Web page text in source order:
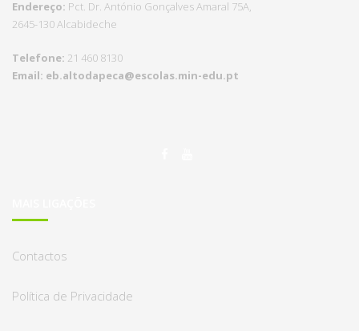
Endereço: Pct. Dr. António Gonçalves Amaral 75A,
2645-130 Alcabideche
Telefone: 21 460 8130
Email: eb.altodapeca@escolas.min-edu.pt
Contactos
Política de Privacidade